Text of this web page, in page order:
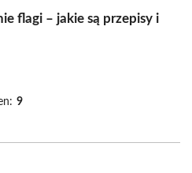
flagi – jakie są przepisy i
9